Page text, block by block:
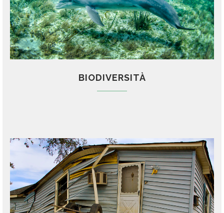
BIODIVERSITÀ